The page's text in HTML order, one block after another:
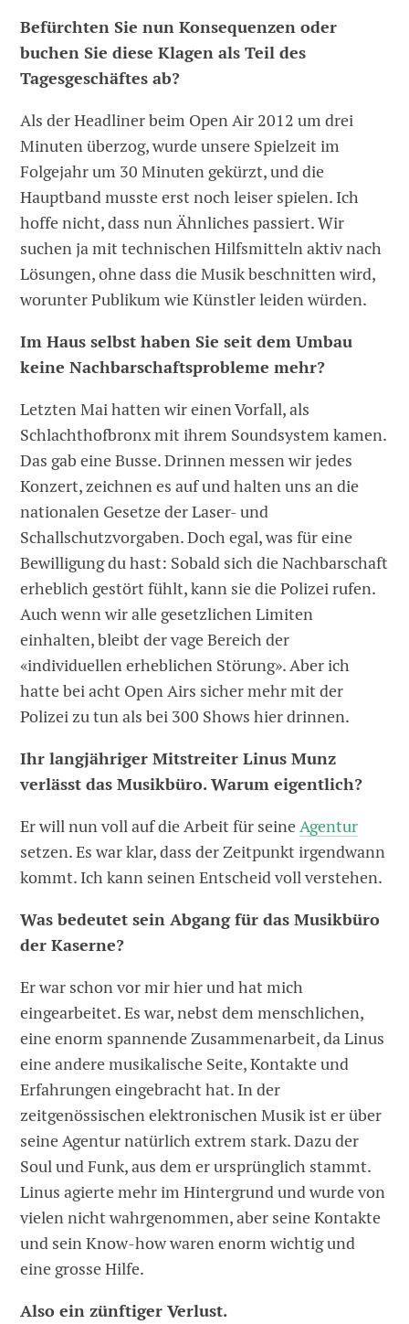
Befürchten Sie nun Konsequenzen oder
buchen Sie diese Klagen als Teil des
Tagesgeschäftes ab?
Als der Headliner beim Open Air 2012 um drei
Minuten überzog, wurde unsere Spielzeit im
Folgejahr um 30 Minuten gekürzt, und die
Hauptband musste erst noch leiser spielen. Ich
hoffe nicht, dass nun Ähnliches passiert. Wir
suchen ja mit technischen Hilfsmitteln aktiv nach
Lösungen, ohne dass die Musik beschnitten wird,
worunter Publikum wie Künstler leiden würden.
Im Haus selbst haben Sie seit dem Umbau
keine Nachbarschaftsprobleme mehr?
Letzten Mai hatten wir einen Vorfall, als
Schlachthofbronx mit ihrem Soundsystem kamen.
Das gab eine Busse. Drinnen messen wir jedes
Konzert, zeichnen es auf und halten uns an die
nationalen Gesetze der Laser- und
Schallschutzvorgaben. Doch egal, was für eine
Bewilligung du hast: Sobald sich die Nachbarschaft
erheblich gestört fühlt, kann sie die Polizei rufen.
Auch wenn wir alle gesetzlichen Limiten
einhalten, bleibt der vage Bereich der
«individuellen erheblichen Störung». Aber ich
hatte bei acht Open Airs sicher mehr mit der
Polizei zu tun als bei 300 Shows hier drinnen.
Ihr langjähriger Mitstreiter Linus Munz
verlässt das Musikbüro. Warum eigentlich?
Er will nun voll auf die Arbeit für seine Agentur
setzen. Es war klar, dass der Zeitpunkt irgendwann
kommt. Ich kann seinen Entscheid voll verstehen.
Was bedeutet sein Abgang für das Musikbüro
der Kaserne?
Er war schon vor mir hier und hat mich
eingearbeitet. Es war, nebst dem menschlichen,
eine enorm spannende Zusammenarbeit, da Linus
eine andere musikalische Seite, Kontakte und
Erfahrungen eingebracht hat. In der
zeitgenössischen elektronischen Musik ist er über
seine Agentur natürlich extrem stark. Dazu der
Soul und Funk, aus dem er ursprünglich stammt.
Linus agierte mehr im Hintergrund und wurde von
vielen nicht wahrgenommen, aber seine Kontakte
und sein Know-how waren enorm wichtig und
eine grosse Hilfe.
Also ein zünftiger Verlust.